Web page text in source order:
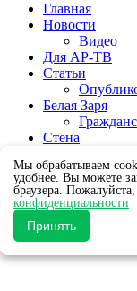
Главная
Новости
Видео
Для АР-ТВ
Статьи
Белая Заря
Стена
Мы обрабатываем
удобнее. Вы можете
браузера. Пожалуйста,
конфиденциальности
Принять